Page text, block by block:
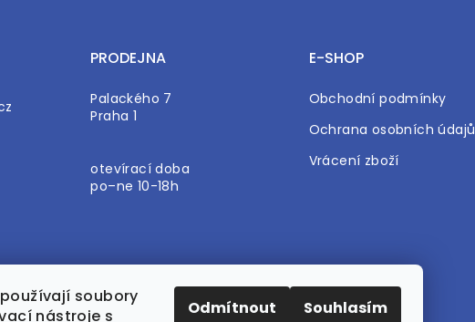
soubory
nástroje s
Odmítnout Souhlasím
PRODEJNA
Palackého 7
Praha 1
otevírací doba
po–ne 10-18h
E-SHOP
Obchodní podmínky
Ochrana osobních údajů
Vrácení zboží